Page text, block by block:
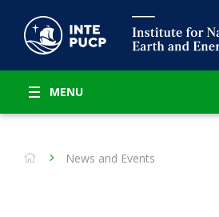
MENU
News and Events